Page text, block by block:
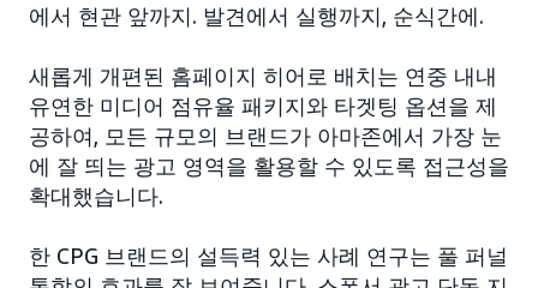
에서 현관 앞까지. 발견에서 실행까지, 순식간에.
새롭게 개편된 홈페이지 히어로 배치는 연중 내내
유연한 미디어 점유율 패키지와 타겟팅 옵션을 제
공하여, 모든 규모의 브랜드가 아마존에서 가장 눈
에 잘 띄는 광고 영역을 활용할 수 있도록 접근성을
확대했습니다.
한 CPG 브랜드의 설득력 있는 사례 연구는 풀 퍼널